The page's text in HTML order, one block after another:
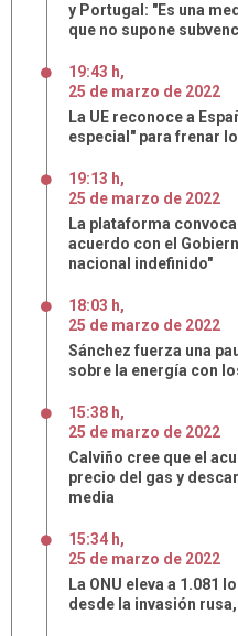
y Portugal: "Es una
que no supone
19:43 h,
25 de marzo de 2022
La UE reconoce a
especial" para frenar
19:13 h,
25 de marzo de 2022
La plataforma
acuerdo con el
nacional indefinido"
18:03 h,
25 de marzo de 2022
Sánchez fuerza una
sobre la energía con
15:38 h,
25 de marzo de 2022
Calviño cree que el
precio del gas y
media
15:34 h,
25 de marzo de 2022
La ONU eleva a 1.081
desde la invasión